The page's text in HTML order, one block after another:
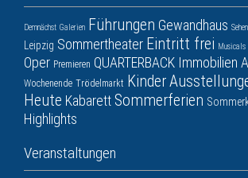
Demnächst Galerien Führungen Gewandhaus
Leipzig Sommertheater Eintritt frei Musicals
Oper Premieren QUARTERBACK Immobilien
Wochenende Trödelmarkt Kinder
Heute KabarettSommerferien
Highlights
Veranstaltungen